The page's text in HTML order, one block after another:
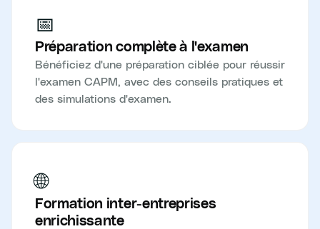
📅
Préparation complète à l'examen
Bénéficiez d'une préparation ciblée pour réussir
l'examen CAPM, avec des conseils pratiques et
des simulations d'examen.
🌐
Formation inter-entreprises
enrichissante